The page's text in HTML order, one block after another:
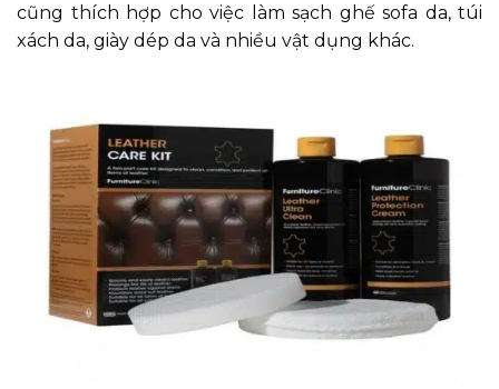
cũng thích hợp cho việc làm sạch ghế sofa da, túi
xách da, giày dép da và nhiều vật dụng khác.